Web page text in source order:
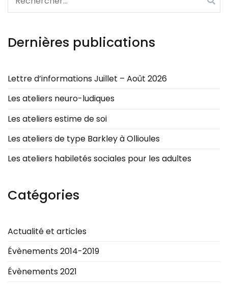
Dernières publications
Lettre d’informations Juillet – Août 2026
Les ateliers neuro-ludiques
Les ateliers estime de soi
Les ateliers de type Barkley à Ollioules
Les ateliers habiletés sociales pour les adultes
Catégories
Actualité et articles
Évènements 2014-2019
Évènements 2021